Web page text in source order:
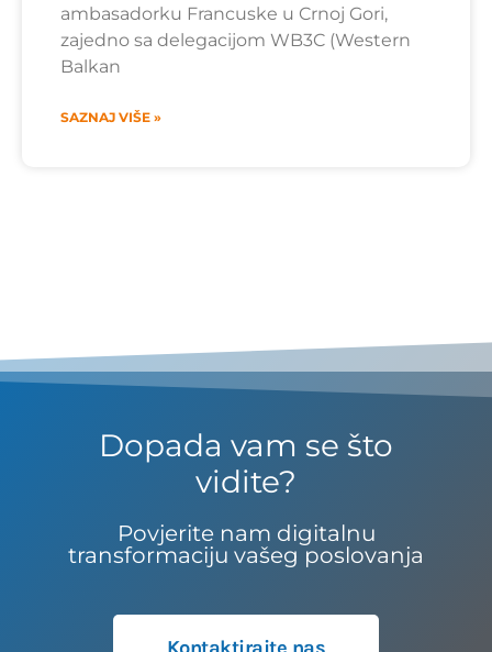
ambasadorku Francuske u Crnoj Gori,
zajedno sa delegacijom WB3C (Western
Balkan
SAZNAJ VIŠE »
Dopada vam se što
vidite?
Povjerite nam digitalnu
transformaciju vašeg poslovanja